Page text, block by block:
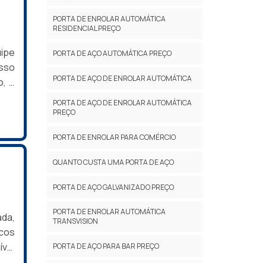
o
PORTA DE ENROLAR AUTOMÁTICA
RESIDENCIAL PREÇO
PORTA DE AÇO AUTOMÁTICA PREÇO
PORTA DE AÇO DE ENROLAR AUTOMÁTICA
PORTA DE AÇO DE ENROLAR AUTOMÁTICA
PREÇO
PORTA DE ENROLAR PARA COMÉRCIO
QUANTO CUSTA UMA PORTA DE AÇO
PORTA DE AÇO GALVANIZADO PREÇO
PORTA DE ENROLAR AUTOMÁTICA
TRANSVISION
PORTA DE AÇO PARA BAR PREÇO